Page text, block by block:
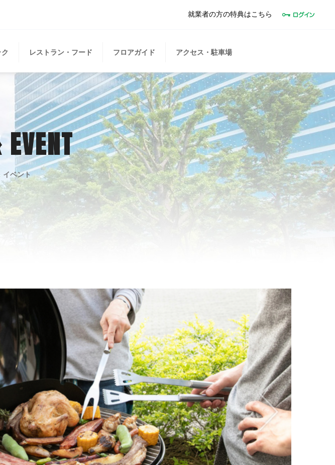
就業者の方の特典はこちら
レストラン・フード フロアガイド アクセス・駐車場
イベント